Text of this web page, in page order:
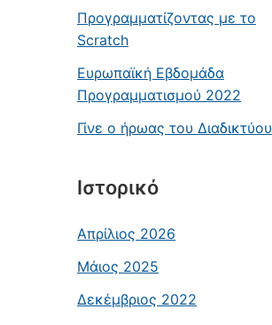
Προγραμματίζοντας με το
Scratch
Ευρωπαϊκή Εβδομάδα
Προγραμματισμού 2022
Γίνε ο ήρωας του Διαδικτύου
Ιστορικό
Απρίλιος 2026
Μάιος 2025
Δεκέμβριος 2022